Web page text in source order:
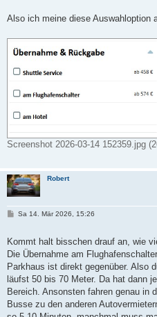
Also ich meine diese Auswahloption
Screenshot 2026-03-14 152359.jpg
Robert
B
t
r
a
g
Sa 14. Mär 2026, 15:26
Kommt halt bisschen drauf an, wie
Die Übernahme am
Parkhaus ist direkt gegenüber. Also
läufst 50 bis 70 Meter. Da hat dann
Bereich. Ansonsten fahren genau in
Busse zu den anderen